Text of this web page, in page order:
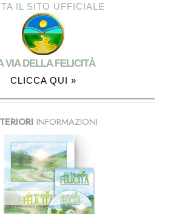
IL SITO UFFICIALE
VIA DELLA FELICITÀ
CLICCA QUI »
INFORMAZIONI